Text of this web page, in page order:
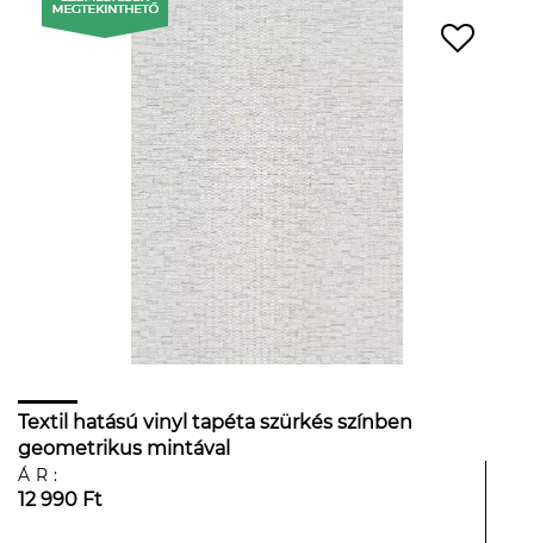
Textil hatású vinyl tapéta szürkés színben
geometrikus mintával
ÁR:
12 990 Ft